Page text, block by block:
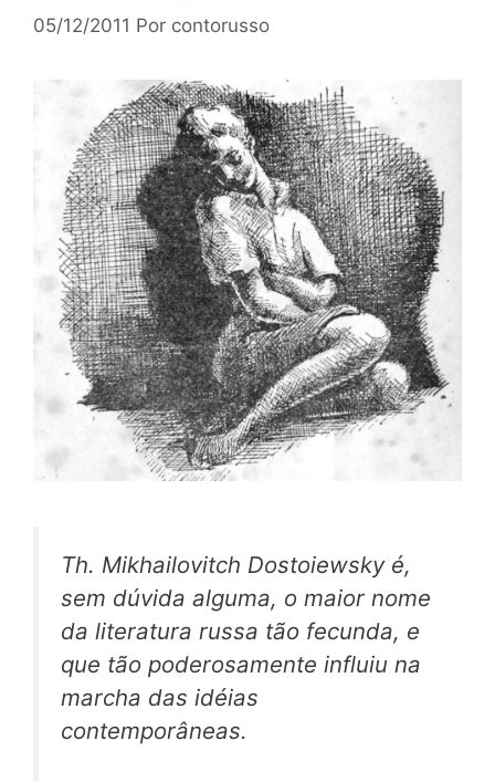
05/12/2011 Por contorusso
Th. Mikhailovitch Dostoiewsky é,
sem dúvida alguma, o maior nome
da literatura russa tão fecunda, e
que tão poderosamente influiu na
marcha das idéias
contemporâneas.